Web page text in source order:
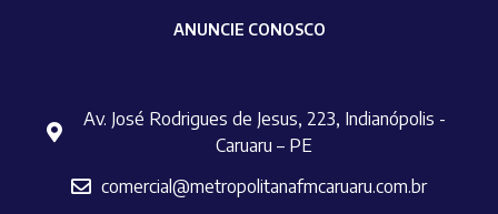
ANUNCIE CONOSCO
Av. José Rodrigues de Jesus, 223, Indianópolis -
Caruaru – PE
comercial@metropolitanafmcaruaru.com.br